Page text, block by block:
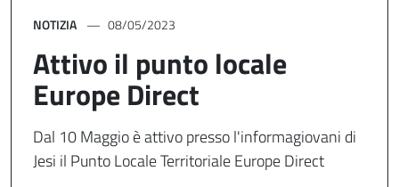
NOTIZIA 08/05/2023
Attivo il punto locale
Europe Direct
Dal 10 Maggio è attivo presso l'informagiovani di
Jesi il Punto Locale Territoriale Europe Direct